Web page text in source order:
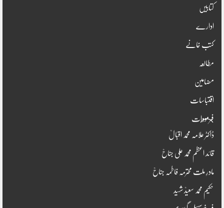
کتابیں
ادارے
کتب خانے
مطالعہ
مضامین
اقتباسات
فرمودات
ڈاکٹر علامہ محمد اقبالؒ
قائد اعظم محمد علی جناحؒ
مادرِ ملت محترمہ فاطمہ جناحؒ
حکیم محمد سعیدؒ شہید